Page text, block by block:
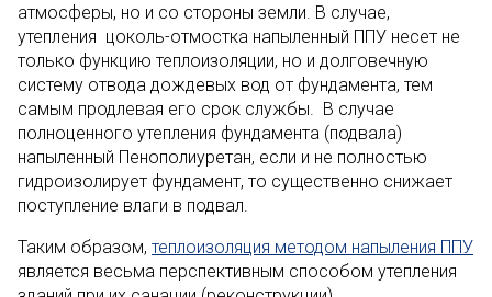
атмосферы, но и со стороны земли. В случае,
утепления цоколь-отмостка напыленный ППУ несет не
только функцию теплоизоляции, но и долговечную
систему отвода дождевых вод от фундамента, тем
самым продлевая его срок службы. В случае
полноценного утепления фундамента (подвала)
напыленный Пенополиуретан, если и не полностью
гидроизолирует фундамент, то существенно снижает
поступление влаги в подвал.
Таким образом, теплоизоляция методом напыления ППУ
является весьма перспективным способом утепления